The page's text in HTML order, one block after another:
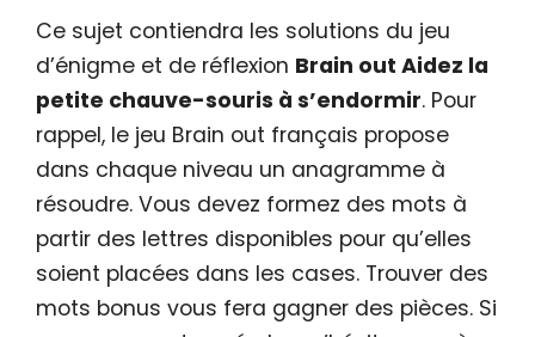
Ce sujet contiendra les solutions du jeu
d’énigme et de réflexion Brain out Aidez la
petite chauve-souris à s’endormir. Pour
rappel, le jeu Brain out français propose
dans chaque niveau un anagramme à
résoudre. Vous devez formez des mots à
partir des lettres disponibles pour qu’elles
soient placées dans les cases. Trouver des
mots bonus vous fera gagner des pièces. Si